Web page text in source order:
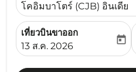
โคอิมบาโตร์ (CJB) อินเดีย
เที่ยวบินขาออก
fc-booking-departure-
13 ส.ค. 2026
today